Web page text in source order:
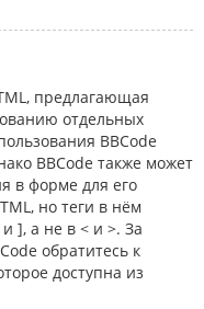
предлагающая
отдельных
BBCode
BBCode также может
в форме для его
но теги в нём
], а не в < и >. За
обратитесь к
доступна из